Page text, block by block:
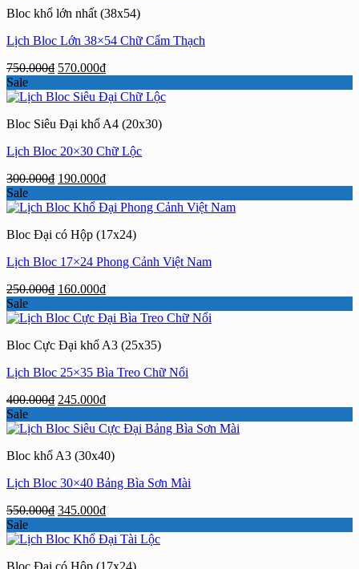
Bloc khổ lớn nhất (38x54)
Lịch Bloc Lớn 38×54 Chữ Cẩm Thạch
750.000₫ Giá
là:
570.000₫Giá
tại
570.000₫.
Sale
Bloc Siêu Đại khổ A4 (20x30)
Lịch Bloc 20×30 Chữ Lộc
300.000₫ Giá
là:
190.000₫Giá
tại
190.000₫.
Sale
Bloc Đại có Hộp (17x24)
Lịch Bloc 17×24 Phong Cảnh Việt Nam
250.000₫ Giá
là:
160.000₫Giá
tại
160.000₫.
Sale
Bloc Cực Đại khổ A3 (25x35)
Lịch Bloc 25×35 Bìa Treo Chữ Nổi
400.000₫ Giá
là:
245.000₫Giá
tại
245.000₫.
Sale
Bloc khổ A3 (30x40)
Lịch Bloc 30×40 Bảng Bìa Sơn Mài
550.000₫ Giá
là:
345.000₫Giá
tại
Sale
Bloc Đại có Hộp (17x24)